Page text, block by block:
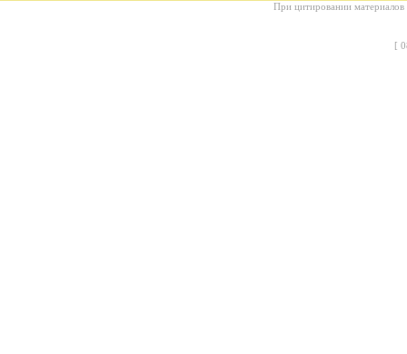
При цитировании материалов
[